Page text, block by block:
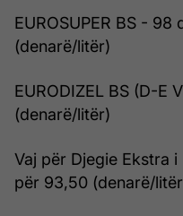
EUROSUPER BS -
(denarë/litër)
EURODIZEL BS (D-E
(denarë/litër)
Vaj për Djegie Ekstra i
për 93,50 (denarë/